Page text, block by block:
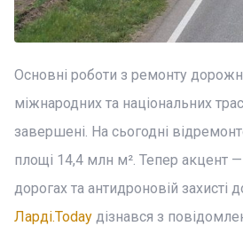
Основні роботи з ремонту
міжнародних та національних
завершені. На сьогодні
площі 14,4 млн м². Тепер акцент
дорогах та антидроновій захисті
Ларді.Today дізнався з